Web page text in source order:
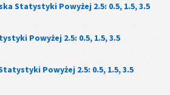
Statystyki Powyżej 2.5: 0.5, 1.5, 3.5
Powyżej 2.5: 0.5, 1.5, 3.5
Powyżej 2.5: 0.5, 1.5, 3.5